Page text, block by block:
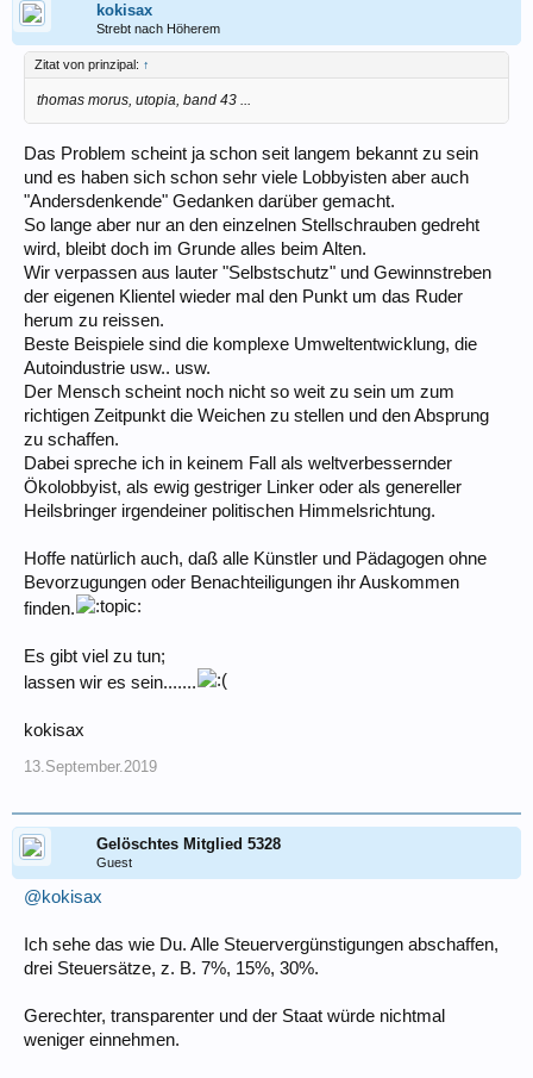
kokisax
Strebt nach Höherem
Zitat von prinzipal: ↑
thomas morus, utopia, band 43 ...
Das Problem scheint ja schon seit langem bekannt zu sein
und es haben sich schon sehr viele Lobbyisten aber auch
"Andersdenkende" Gedanken darüber gemacht.
So lange aber nur an den einzelnen Stellschrauben gedreht
wird, bleibt doch im Grunde alles beim Alten.
Wir verpassen aus lauter "Selbstschutz" und Gewinnstreben
der eigenen Klientel wieder mal den Punkt um das Ruder
herum zu reissen.
Beste Beispiele sind die komplexe Umweltentwicklung, die
Autoindustrie usw.. usw.
Der Mensch scheint noch nicht so weit zu sein um zum
richtigen Zeitpunkt die Weichen zu stellen und den Absprung
zu schaffen.
Dabei spreche ich in keinem Fall als weltverbessernder
Ökolobbyist, als ewig gestriger Linker oder als genereller
Heilsbringer irgendeiner politischen Himmelsrichtung.
Hoffe natürlich auch, daß alle Künstler und Pädagogen ohne
Bevorzugungen oder Benachteiligungen ihr Auskommen
finden.
Es gibt viel zu tun;
lassen wir es sein.......
kokisax
13.September.2019
Gelöschtes Mitglied 5328
Guest
@kokisax
Ich sehe das wie Du. Alle Steuervergünstigungen abschaffen,
drei Steuersätze, z. B. 7%, 15%, 30%.
Gerechter, transparenter und der Staat würde nichtmal
weniger einnehmen.